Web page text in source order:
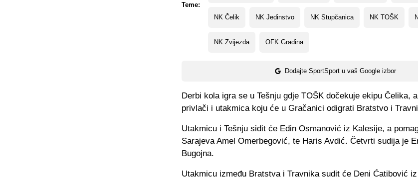
Teme:
NK Čelik NK Jedinstvo NK Stupčanica NK TOŠK
NK Zvijezda OFK Gradina
Dodajte SportSport u vaš Google izbor
Derbi kola igra se u Tešnju gdje TOŠK dočekuje ekipu Čelika,
privlači i utakmica koju će u Gračanici odigrati Bratstvo i
Utakmicu i Tešnju sidit će Edin Osmanović iz Kalesije, a
Sarajeva Amel Omerbegović, te Haris Avdić. Četvrti sudija je
Bugojna.
Utakmicu između Bratstva i Travnika sudit će Deni Ćatibović